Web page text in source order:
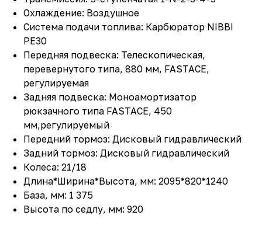
Охлаждение: Воздушное
Система подачи топлива: Карбюратор NIBBI
PE30
Передняя подвеска: Телескопическая,
перевернутого типа, 880 мм, FASTACE,
регулируемая
Задняя подвеска: Моноамортизатор
рюкзачного типа FASTACE, 450
мм,регулируемый
Передний тормоз: Дисковый гидравлический
Задний тормоз: Дисковый гидравлический
Колеса: 21/18
Длина*Ширина*Высота, мм: 2095*820*1240
База, мм: 1 375
Высота по седлу, мм: 920